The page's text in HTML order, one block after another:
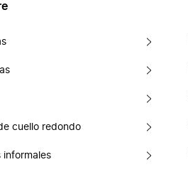
cuello redondo
informales